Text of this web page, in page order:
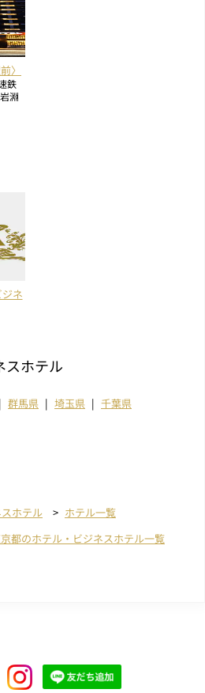
〉
鉄
淵
ジネ
スホテル
群馬県 埼玉県
千葉県
ホテル
ホテル一覧
都のホテル・ビジネスホテル一覧